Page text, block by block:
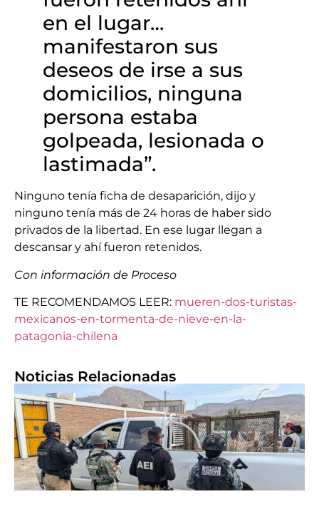
en el lugar…
manifestaron sus
deseos de irse a sus
domicilios, ninguna
persona estaba
golpeada, lesionada o
lastimada”.
Ninguno tenía ficha de desaparición, dijo y
ninguno tenía más de 24 horas de haber sido
privados de la libertad. En ese lugar llegan a
descansar y ahí fueron retenidos.
Con información de Proceso
TE RECOMENDAMOS LEER: mueren-dos-turistas-
mexicanos-en-tormenta-de-nieve-en-la-
patagonia-chilena
Noticias Relacionadas